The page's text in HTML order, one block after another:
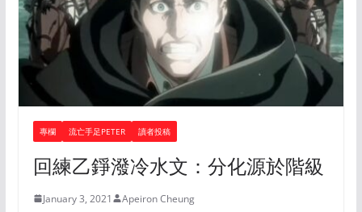
專欄 流亡手足PETER 讀者投稿
回練乙錚潑冷水文：分化源於階級
January 3, 2021 Apeiron Cheung